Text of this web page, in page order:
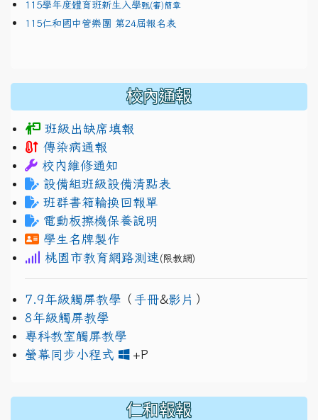
115學年度體育班新生入學甄(審)簡章
115仁和國中管樂團 第24屆報名表
校內通報
班級出缺席填報
傳染病通報
校內維修通知
設備組班級設備清點表
班群書箱輪換回報單
電動板擦機保養說明
學生名牌製作
桃園市教育網路測速 (限教網)
7.9年級觸屏教學 （ 手冊&影片 ）
8年級觸屏教學
專科教室觸屏教學
螢幕同步小程式
+P
仁和報報